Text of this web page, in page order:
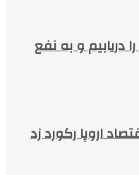
و به نفع
اروپا رکورد زد